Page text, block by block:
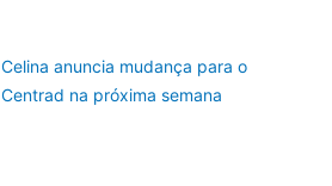
Celina anuncia mudança para o
Centrad na próxima semana